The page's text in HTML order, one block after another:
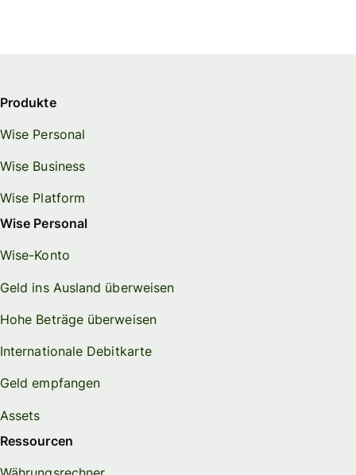
Produkte
Wise Personal
Wise Business
Wise Platform
Wise Personal
Wise-Konto
Geld ins Ausland überweisen
Hohe Beträge überweisen
Internationale Debitkarte
Geld empfangen
Assets
Ressourcen